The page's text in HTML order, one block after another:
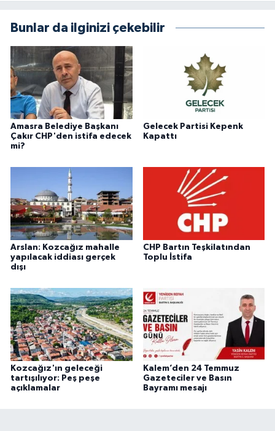
Bunlar da ilginizi çekebilir
Amasra Belediye Başkanı
Çakır CHP'den istifa edecek
mi?
Gelecek Partisi Kepenk
Kapattı
Arslan: Kozcağız mahalle
yapılacak iddiası gerçek
dışı
CHP Bartın Teşkilatından
Toplu İstifa
Kozcağız'ın geleceği
tartışılıyor: Peş peşe
açıklamalar
Kalem’den 24 Temmuz
Gazeteciler ve Basın
Bayramı mesajı